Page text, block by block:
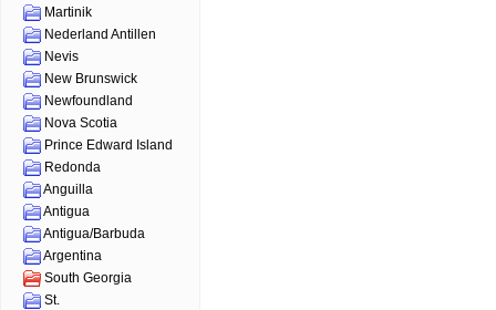
Martinik
Nederland Antillen
Nevis
New Brunswick
Newfoundland
Nova Scotia
Prince Edward Island
Redonda
Anguilla
Antigua
Antigua/Barbuda
Argentina
South Georgia
St.